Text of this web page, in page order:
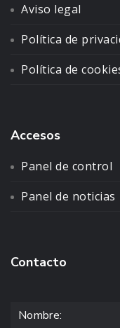
Aviso legal
Política de
Política de
Accesos
Panel de control
Panel de noticias
Contacto